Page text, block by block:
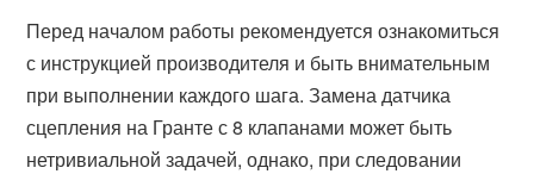
Перед началом работы рекомендуется ознакомиться
с инструкцией производителя и быть внимательным
при выполнении каждого шага. Замена датчика
сцепления на Гранте с 8 клапанами может быть
нетривиальной задачей, однако, при следовании